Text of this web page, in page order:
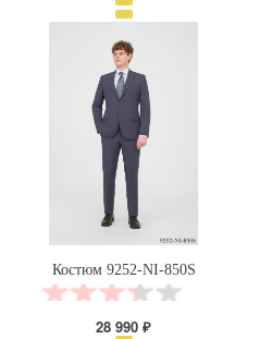
Костюм 9252-NI-850S
28 990 ₽